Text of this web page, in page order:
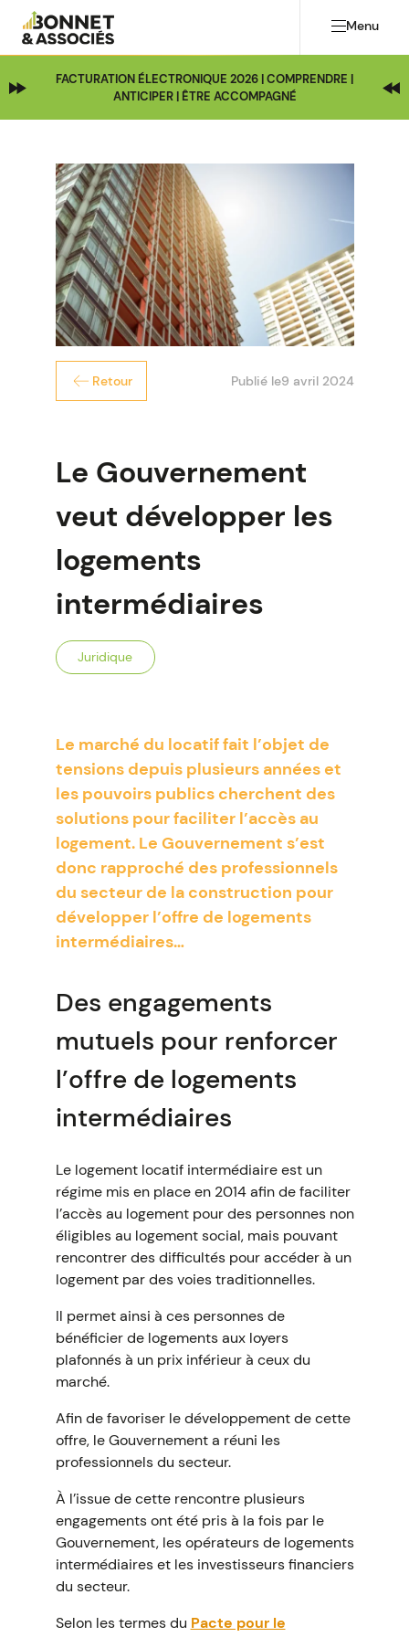
Menu
FACTURATION ÉLECTRONIQUE 2026 | COMPRENDRE |
ANTICIPER | ÊTRE ACCOMPAGNÉ
Retour Publié le9 avril 2024
Le Gouvernement
veut développer les
logements
intermédiaires
Juridique
Le marché du locatif fait l’objet de
tensions depuis plusieurs années et
les pouvoirs publics cherchent des
solutions pour faciliter l’accès au
logement. Le Gouvernement s’est
donc rapproché des professionnels
du secteur de la construction pour
développer l’offre de logements
intermédiaires…
Des engagements
mutuels pour renforcer
l’offre de logements
intermédiaires
Le logement locatif intermédiaire est un
régime mis en place en 2014 afin de faciliter
l’accès au logement pour des personnes non
éligibles au logement social, mais pouvant
rencontrer des difficultés pour accéder à un
logement par des voies traditionnelles.
Il permet ainsi à ces personnes de
bénéficier de logements aux loyers
plafonnés à un prix inférieur à ceux du
marché.
Afin de favoriser le développement de cette
offre, le Gouvernement a réuni les
professionnels du secteur.
À l’issue de cette rencontre plusieurs
engagements ont été pris à la fois par le
Gouvernement, les opérateurs de logements
intermédiaires et les investisseurs financiers
du secteur.
Selon les termes du Pacte pour le